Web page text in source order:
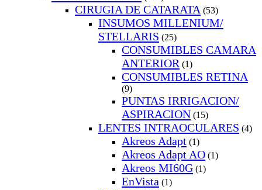
CIRUGIA DE CATARATA (53)
INSUMOS MILLENIUM/
STELLARIS (25)
CONSUMIBLES CAMARA
ANTERIOR (1)
CONSUMIBLES RETINA
(9)
PUNTAS IRRIGACION/
ASPIRACION (15)
LENTES INTRAOCULARES (4)
Akreos Adapt (1)
Akreos Adapt AO (1)
Akreos MI60G (1)
EnVista (1)